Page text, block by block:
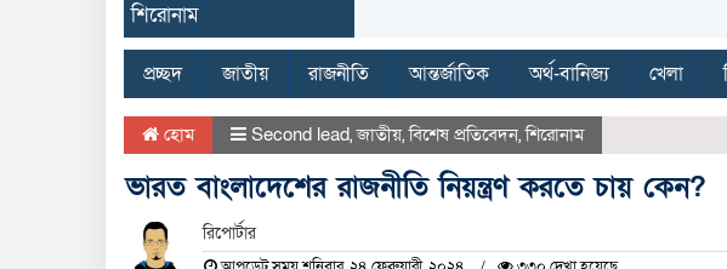
শিরোনাম
প্রচ্ছদ জাতীয় রাজনীতি আন্তর্জাতিক অর্থ-বানিজ্য খেলা
হোম Second lead,জাতীয়,বিশেষ প্রতিবেদন,শিরোনাম
ভারত বাংলাদেশের রাজনীতি নিয়ন্ত্রণ করতে চায় কেন?
রিপোর্টার